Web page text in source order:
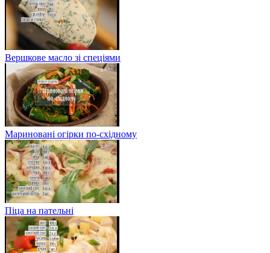
Вершкове масло зі спеціями
Мариновані огірки по-східному
Піца на пательні